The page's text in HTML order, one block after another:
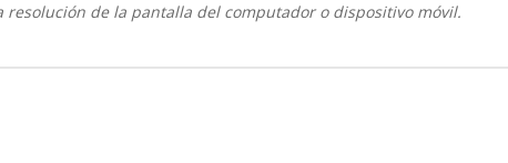
de la pantalla del computador o dispositivo móvil.